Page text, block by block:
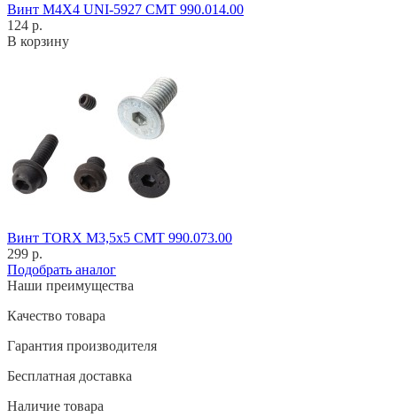
Винт M4X4 UNI-5927 CMT 990.014.00
124 р.
В корзину
Винт TORX M3,5x5 CMT 990.073.00
299 р.
Подобрать аналог
Наши преимущества
Качество товара
Гарантия производителя
Бесплатная доставка
Наличие товара